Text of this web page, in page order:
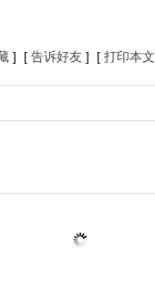
] [ 告诉好友 ] [ 打印本文